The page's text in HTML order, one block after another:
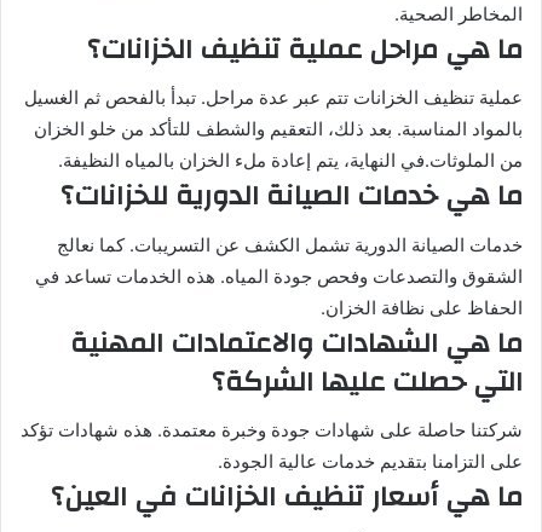
المخاطر الصحية.
ما هي مراحل عملية تنظيف الخزانات؟
عملية تنظيف الخزانات تتم عبر عدة مراحل. تبدأ بالفحص ثم الغسيل
بالمواد المناسبة. بعد ذلك، التعقيم والشطف للتأكد من خلو الخزان
من الملوثات.في النهاية، يتم إعادة ملء الخزان بالمياه النظيفة.
ما هي خدمات الصيانة الدورية للخزانات؟
خدمات الصيانة الدورية تشمل الكشف عن التسريبات. كما نعالج
الشقوق والتصدعات وفحص جودة المياه. هذه الخدمات تساعد في
الحفاظ على نظافة الخزان.
ما هي الشهادات والاعتمادات المهنية
التي حصلت عليها الشركة؟
شركتنا حاصلة على شهادات جودة وخبرة معتمدة. هذه شهادات تؤكد
على التزامنا بتقديم خدمات عالية الجودة.
ما هي أسعار تنظيف الخزانات في العين؟